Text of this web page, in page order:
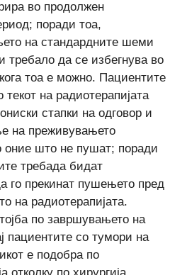
во продолжен
поради тоа,
на стандардните шеми
требало да се избегнува во
тоа е можно. Пациентите
на радиотерапијата
стапки на одговор и
на преживувањето
оние што не пушат; поради
требада бидат
го прекинат пушењето пред
на радиотерапијата.
по завршувањето на
пациентите со тумори на
е подобра по
отколку по хирургија.